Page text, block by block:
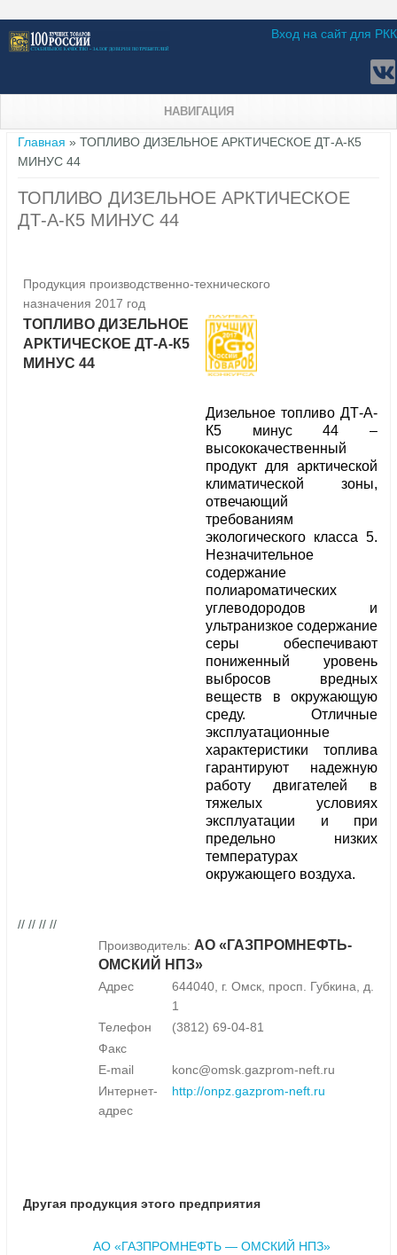
Вход на сайт для РКК
НАВИГАЦИЯ
Вы здесь
Главная » ТОПЛИВО ДИЗЕЛЬНОЕ АРКТИЧЕСКОЕ ДТ-А-К5
МИНУС 44
ТОПЛИВО ДИЗЕЛЬНОЕ АРКТИЧЕСКОЕ
ДТ-А-К5 МИНУС 44
Продукция производственно-технического
назначения 2017 год
ТОПЛИВО ДИЗЕЛЬНОЕ
АРКТИЧЕСКОЕ ДТ-А-К5
МИНУС 44
Дизельное топливо ДТ-А-
К5 минус 44 –
высококачественный
продукт для арктической
климатической зоны,
отвечающий
требованиям
экологического класса 5.
Незначительное
содержание
полиароматических
углеводородов и
ультранизкое содержание
серы обеспечивают
пониженный уровень
выбросов вредных
веществ в окружающую
среду. Отличные
эксплуатационные
характеристики топлива
гарантируют надежную
работу двигателей в
тяжелых условиях
эксплуатации и при
предельно низких
температурах
окружающего воздуха.
// // // //
Производитель: АО «ГАЗПРОМНЕФТЬ-
ОМСКИЙ НПЗ»
Адрес
644040, г. Омск, просп. Губкина, д.
1
Телефон
(3812) 69-04-81
Факс
E-mail
konc@omsk.gazprom-neft.ru
Интернет-
адрес
http://onpz.gazprom-neft.ru
Другая продукция этого предприятия
АО «ГАЗПРОМНЕФТЬ — ОМСКИЙ НПЗ»